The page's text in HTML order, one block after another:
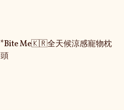
*Bite Me🇰🇷全天候涼感寵物枕
頭